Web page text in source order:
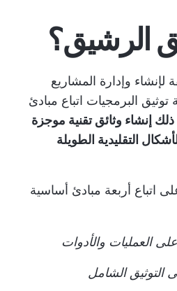
الرشيق؟
لإنشاء وإدارة المشاريع
توثيق البرمجيات اتباع مبادئ
إنشاء وثائق تقنية موجزة
التقليدية الطويلة
اتباع أربعة مبادئ أساسية
على العمليات والأدوات
التوثيق الشامل